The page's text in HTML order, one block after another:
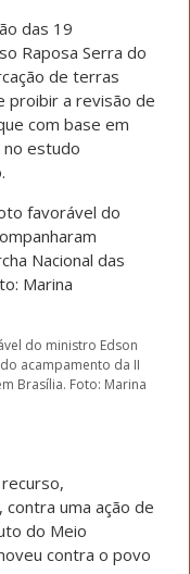
das 19
Raposa Serra do
de terras
proibir a revisão de
com base em
no estudo
do ministro Edson
acampamento da II
Brasília. Foto: Marina
uma ação de
do Meio
contra o povo